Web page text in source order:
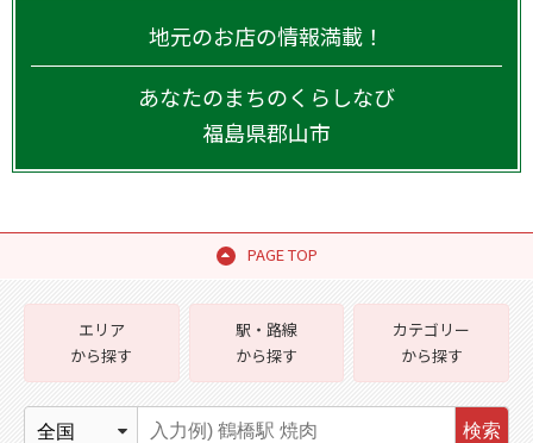
地元のお店の情報満載！
あなたのまちのくらしなび
福島県郡山市
PAGE TOP
エリア
から探す
駅・路線
から探す
カテゴリー
から探す
検索